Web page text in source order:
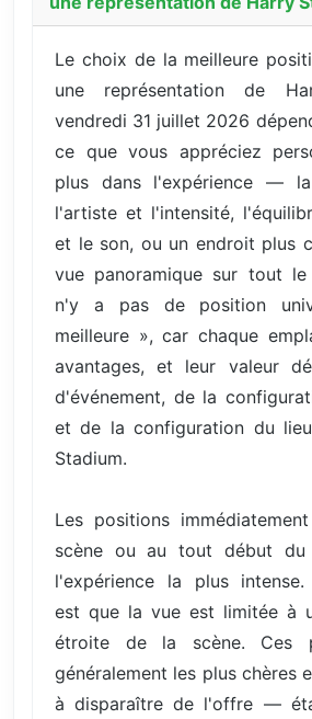
Le choix de la meilleure
une représentation de
vendredi 31 juillet 2026
ce que vous appréciez
plus dans l'expérience —
l'artiste et l'intensité,
et le son, ou un endroit plus
vue panoramique sur tout le
n'y a pas de position
meilleure », car chaque
avantages, et leur valeur
d'événement, de la
et de la configuration du
Stadium.
Les positions
scène ou au tout début du
l'expérience la plus intense.
est que la vue est limitée à
étroite de la scène. Ces
généralement les plus chères
à disparaître de l'offre —